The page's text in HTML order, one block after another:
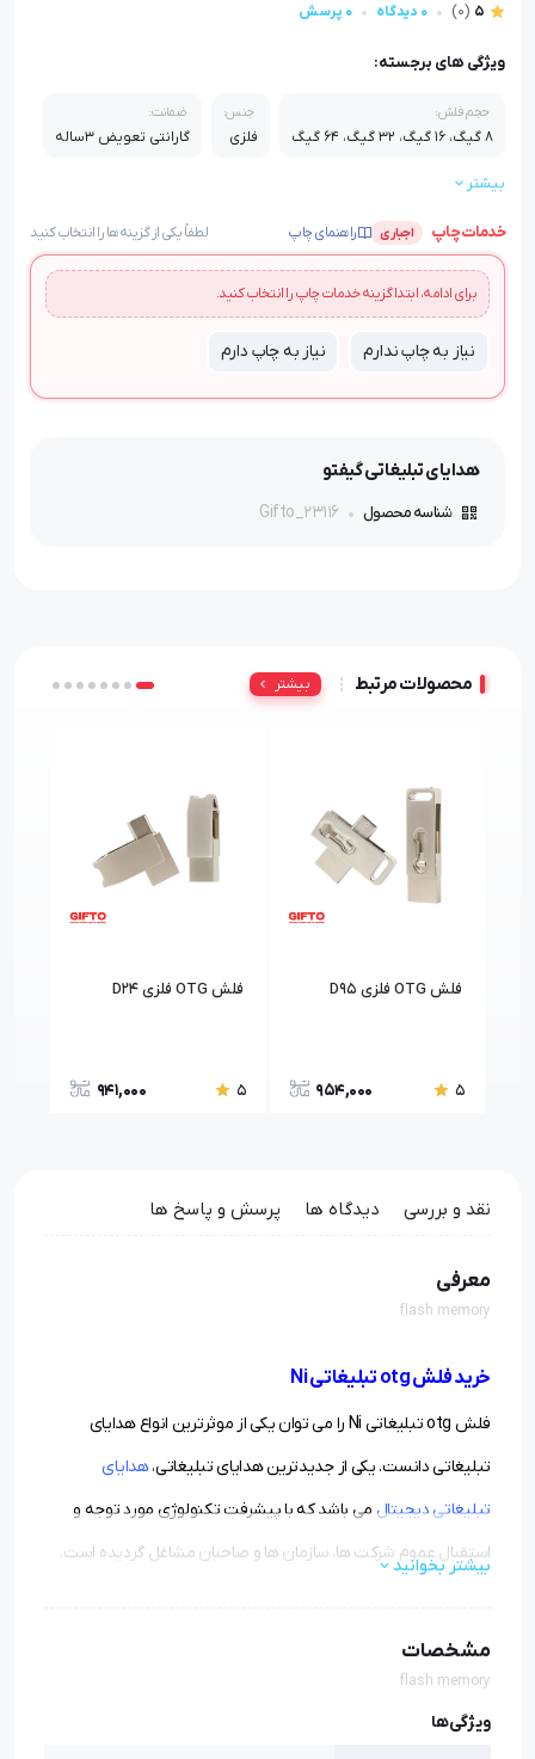
5
(0) 0 دیدگاه 0 پرسش
ویژگی های برجسته:
حجم فلش:
8 گیگ، 16 گیگ، 32 گیگ، 64 گیگ
جنس:
فلزی
ضمانت:
گارانتی تعویض 3ساله
قابلیت چاپ:
بیشتر
خدمات چاپ اجباری راهنمای چاپ لطفاً یکی از گزینه‌ها را انتخاب کنید
برای ادامه، ابتدا گزینه خدمات چاپ را انتخاب کنید.
نیاز به چاپ ندارم نیاز به چاپ دارم
هدایای تبلیغاتی گیفتو
شناسه محصول Gifto_23116
محصولات مرتبط بیشتر
فلش OTG فلزی D95
5
954,000
فلش OTG فلزی D24
5
941,000
نقد و بررسی دیدگاه ها پرسش و پاسخ ها
معرفی
flash memory
خرید فلش otg تبلیغاتی Ni
فلش otg تبلیغاتی Ni را می توان یکی از موثرترین انواع هدایای
تبلیغاتی دانست. یکی از جدیدترین هدایای تبلیغاتی،هدایای
تبلیغاتی دیجیتال می باشد که با پیشرفت تکنولوژی مورد توجه و
استقبال عموم شرکت ها، سازمان ها و صاحبان مشاغل گردیده است.
فلش مموری تبلیغاتی
شارژر فندکی و... نام برد.
بیشتر بخوانید
مشخصات
flash memory
ویژگی‌ها